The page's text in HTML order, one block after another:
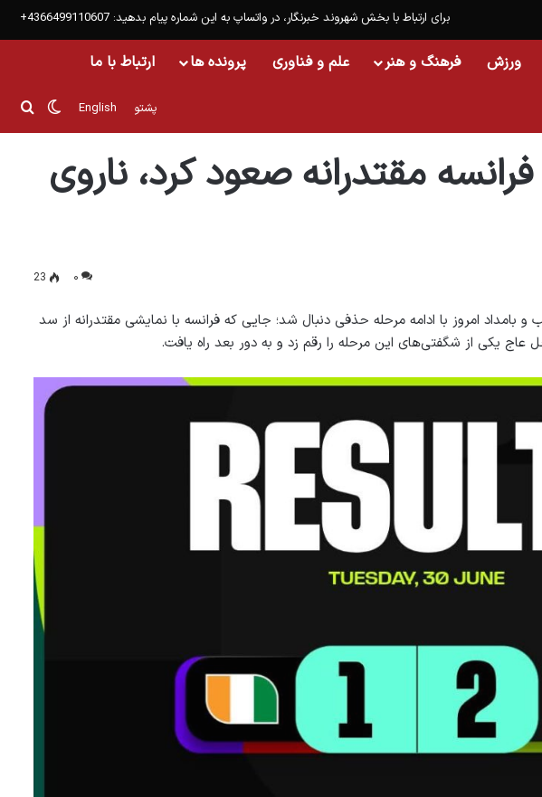
برای ارتباط با بخش شهروند خبرنگار، در واتساپ به این شماره پیام بدهید: 4366499110607+
ورزش فرهنگ و هنر علم و فناوری پرونده ها ارتباط با ما
English پشتو تغییر
جهانی ۲۰۲۶؛ فرانسه مقتدرانه صعود کرد، ناروی
۰ 23
جام جهانی ۲۰۲۶ دیشب و بامداد امروز با ادامه مرحله حذفی دنبال شد؛ جایی که فرانسه با نمایشی مقتدرانه از سد
عاج یکی از شگفتی‌های این مرحله را رقم زد و به دور بعد راه یافت.